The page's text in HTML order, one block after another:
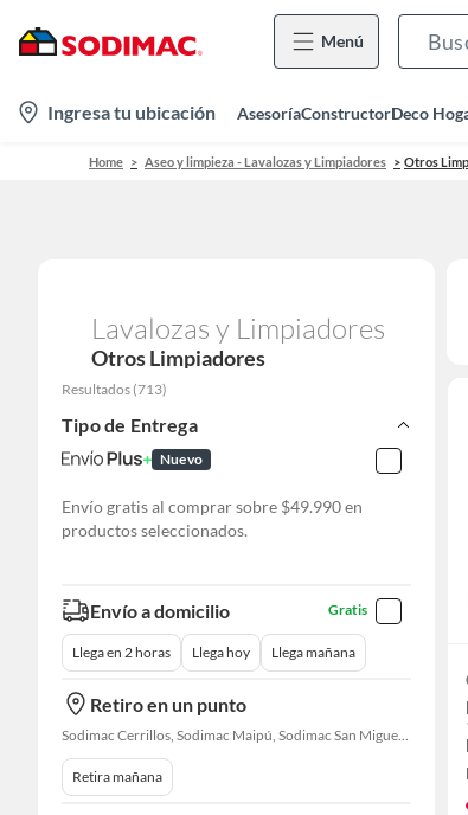
Menú
location-
icon
Ingresa tu ubicación AsesoríaConstructorDeco
Home Aseo y limpieza - Lavalozas y Limpiadores Otros
Lavalozas y Limpiadores
Otros Limpiadores
Resultados (713)
Tipo de Entrega
Nuevo
Envío gratis al comprar sobre $49.990 en
productos seleccionados.
Envío a domicilio Gratis
Llega en 2 horas Llega hoy Llega mañana
Retiro en un punto
Sodimac Cerrillos, Sodimac Maipú, Sodimac San Miguel, Sodimac El Bosque, Sodimac San Bernardo, Constructor Cantagallo, Sodimac Talagante, Sodimac San Fernando
Retira mañana